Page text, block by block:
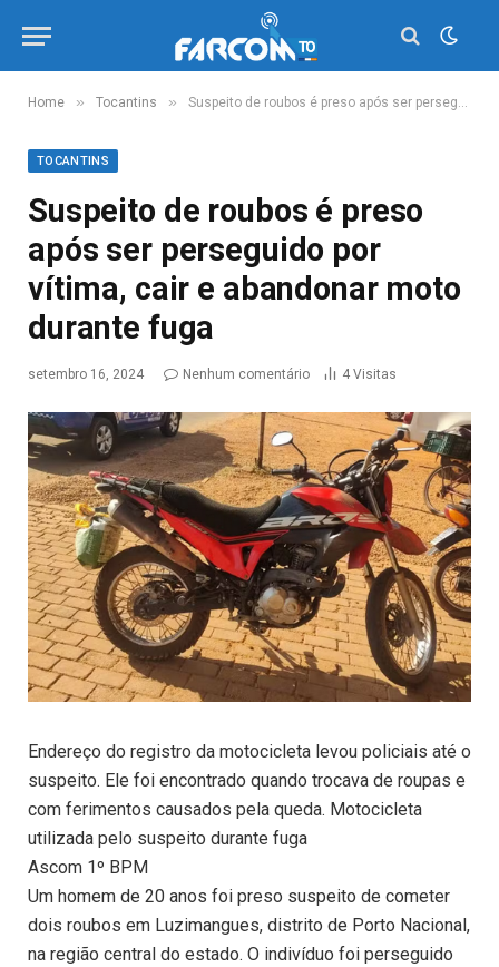
Home » Tocantins » Suspeito de roubos é preso após ser perseguido por vítima, cair e abandonar moto durante fuga
TOCANTINS
Suspeito de roubos é preso
após ser perseguido por
vítima, cair e abandonar moto
durante fuga
setembro 16, 2024 Nenhum comentário 4 Visitas
Endereço do registro da motocicleta levou policiais até o
suspeito. Ele foi encontrado quando trocava de roupas e
com ferimentos causados pela queda. Motocicleta
utilizada pelo suspeito durante fuga
Ascom 1º BPM
Um homem de 20 anos foi preso suspeito de cometer
dois roubos em Luzimangues, distrito de Porto Nacional,
na região central do estado. O indivíduo foi perseguido